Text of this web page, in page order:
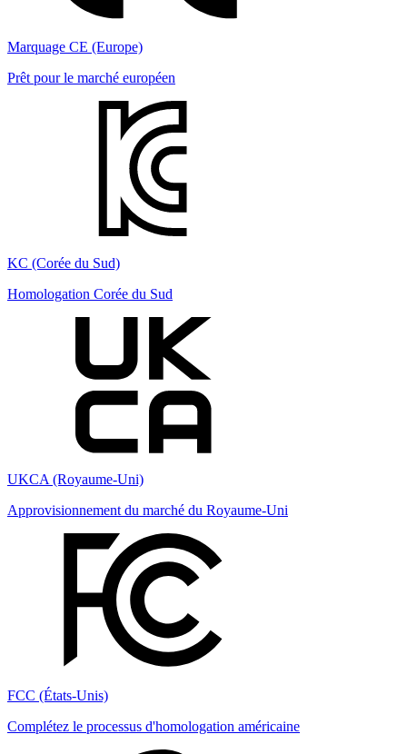
Marquage CE (Europe)
Prêt pour le marché européen
KC (Corée du Sud)
Homologation Corée du Sud
UKCA (Royaume-Uni)
Approvisionnement du marché du Royaume-Uni
FCC (États-Unis)
Complétez le processus d'homologation américaine